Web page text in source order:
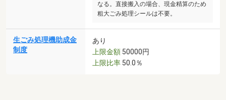
なる。直接搬入の場合、現金精算のため
粗大ごみ処理シールは不要。
生ごみ処理機助成金
制度
あり
上限金額 50000円
上限比率 50.0％